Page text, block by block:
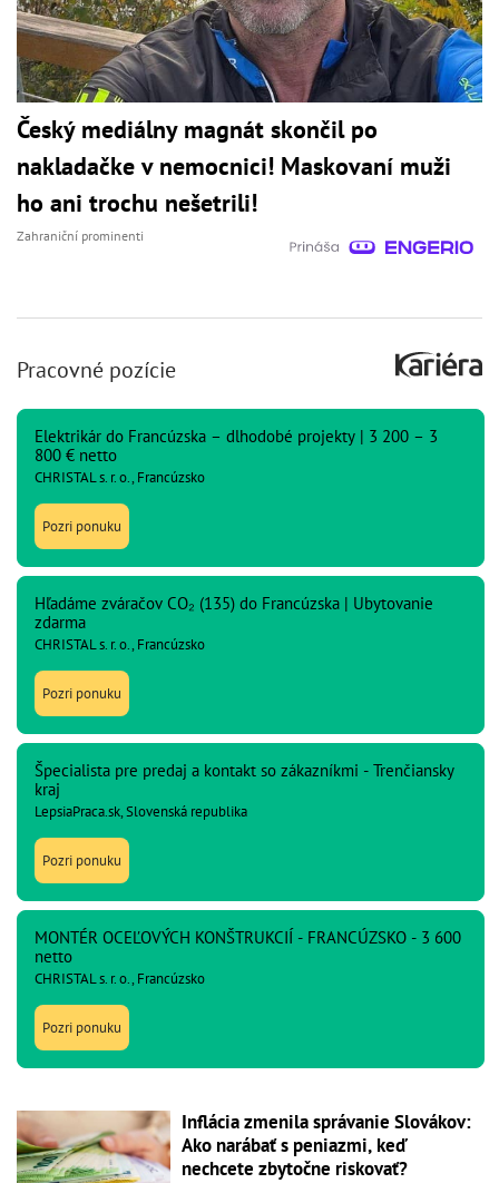
Český mediálny magnát skončil po
nakladačke v nemocnici! Maskovaní muži
ho ani trochu nešetrili!
Zahraniční prominenti
Pracovné pozície
Elektrikár do Francúzska – dlhodobé projekty | 3 200 – 3
800 € netto
CHRISTAL s. r. o., Francúzsko
Pozri ponuku
Hľadáme zváračov CO₂ (135) do Francúzska | Ubytovanie
zdarma
CHRISTAL s. r. o., Francúzsko
Pozri ponuku
Špecialista pre predaj a kontakt so zákazníkmi - Trenčiansky
kraj
LepsiaPraca.sk, Slovenská republika
Pozri ponuku
MONTÉR OCEĽOVÝCH KONŠTRUKCIÍ - FRANCÚZSKO - 3 600
netto
CHRISTAL s. r. o., Francúzsko
Pozri ponuku
Inflácia zmenila správanie Slovákov:
Ako narábať s peniazmi, keď
nechcete zbytočne riskovať?